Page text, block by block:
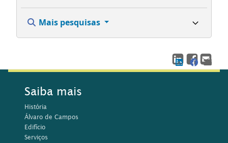
Mais pesquisas
Saiba mais
História
Álvaro de Campos
Edifício
Serviços